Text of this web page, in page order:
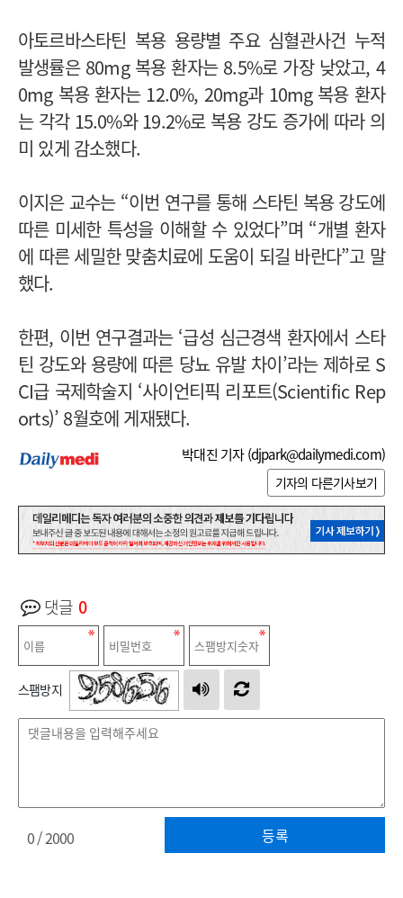
아토르바스타틴 복용 용량별 주요 심혈관사건 누적
발생률은 80mg 복용 환자는 8.5%로 가장 낮았고, 4
0mg 복용 환자는 12.0%, 20mg과 10mg 복용 환자
는 각각 15.0%와 19.2%로 복용 강도 증가에 따라 의
미 있게 감소했다.
이지은 교수는 “이번 연구를 통해 스타틴 복용 강도에
따른 미세한 특성을 이해할 수 있었다”며 “개별 환자
에 따른 세밀한 맞춤치료에 도움이 되길 바란다”고 말
했다.
한편, 이번 연구결과는 ‘급성 심근경색 환자에서 스타
틴 강도와 용량에 따른 당뇨 유발 차이’라는 제하로 S
CI급 국제학술지 ‘사이언티픽 리포트(Scientific Rep
orts)’ 8월호에 게재됐다.
박대진 기자 (djpark@dailymedi.com)
기자의 다른기사보기
댓글 0
스팸방지
등록
0/ 2000